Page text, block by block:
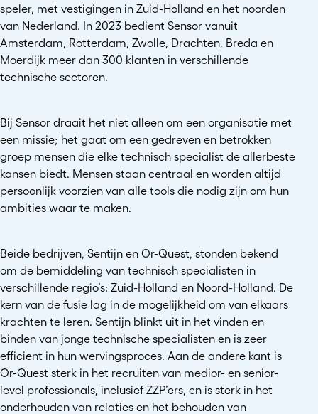
speler, met vestigingen in Zuid-Holland en het noorden
van Nederland. In 2023 bedient Sensor vanuit
Amsterdam, Rotterdam, Zwolle, Drachten, Breda en
Moerdijk meer dan 300 klanten in verschillende
technische sectoren.
Bij Sensor draait het niet alleen om een organisatie met
een missie; het gaat om een gedreven en betrokken
groep mensen die elke technisch specialist de allerbeste
kansen biedt. Mensen staan centraal en worden altijd
persoonlijk voorzien van alle tools die nodig zijn om hun
ambities waar te maken.
Beide bedrijven, Sentijn en Or-Quest, stonden bekend
om de bemiddeling van technisch specialisten in
verschillende regio’s: Zuid-Holland en Noord-Holland. De
kern van de fusie lag in de mogelijkheid om van elkaars
krachten te leren. Sentijn blinkt uit in het vinden en
binden van jonge technische specialisten en is zeer
efficient in hun wervingsproces. Aan de andere kant is
Or-Quest sterk in het recruiten van medior- en senior-
level professionals, inclusief ZZP’ers, en is sterk in het
onderhouden van relaties en het behouden van